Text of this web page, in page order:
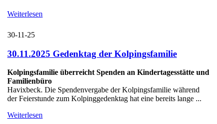
Weiterlesen
30-11-25
30.11.2025 Gedenktag der Kolpingsfamilie
Kolpingsfamilie überreicht Spenden an Kindertagesstätte und
Familienbüro
Havixbeck. Die Spendenvergabe der Kolpingsfamilie während
der Feierstunde zum Kolpinggedenktag hat eine bereits lange ...
Weiterlesen